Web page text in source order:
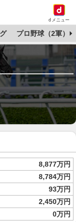
dメニュー
プロ野球（2軍）
8,877万円
8,784万円
93万円
2,450万円
0万円